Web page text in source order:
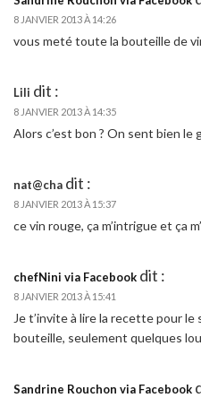
8 JANVIER 2013 À 14:26
vous meté toute la bouteille de
Lili dit :
8 JANVIER 2013 À 14:35
Alors c’est bon ? On sent bien le
nat@cha dit :
8 JANVIER 2013 À 15:37
ce vin rouge, ça m’intrigue et ça
chefNini via Facebook dit :
8 JANVIER 2013 À 15:41
Je t’invite à lire la recette pour le
bouteille, seulement quelques
Sandrine Rouchon via Facebook